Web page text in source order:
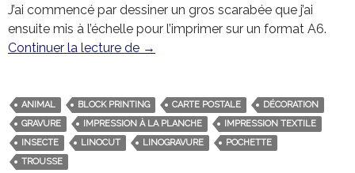
J’ai commencé par dessiner un gros scarabée que j’ai
ensuite mis à l’échelle pour l’imprimer sur un format A6.
Continuer la lecture de Le scarabée
→
ANIMAL BLOCK PRINTING CARTE POSTALE
DÉCORATION
GRAVURE
IMPRESSION À LA PLANCHE
IMPRESSION TEXTILE
INSECTE
LINOCUT LINOGRAVURE
POCHETTE
TROUSSE